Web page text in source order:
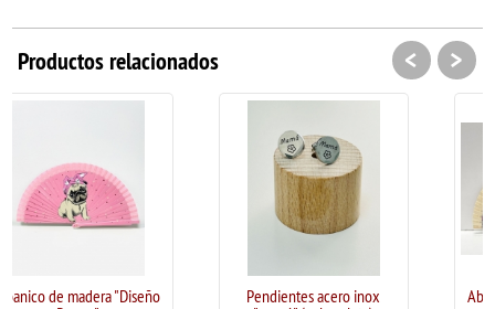
Productos relacionados
Pendientes acero inox
Abanico de madera
< >